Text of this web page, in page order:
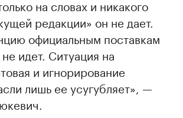
на словах и никакого
редакции» он не дает.
официальным поставкам
идет. Ситуация на
и игнорирование
лишь ее усугубляет», —